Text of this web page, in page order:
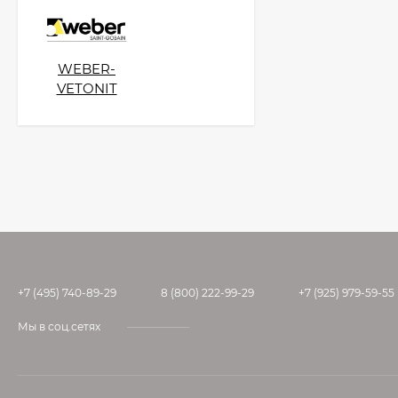
WEBER-
VETONIT
+7 (495) 740-89-29 8 (800) 222-99-29 +7 (925) 979-59-55
Мы в соц.сетях